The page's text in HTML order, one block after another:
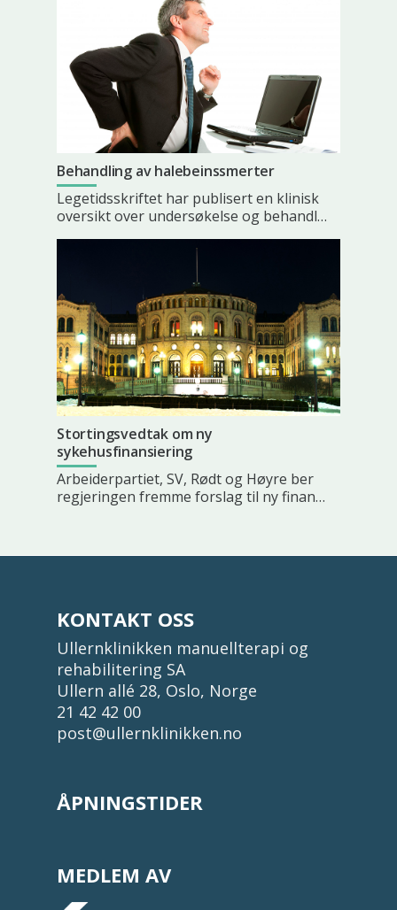
Behandling av halebeinssmerter
Legetidsskriftet har publisert en klinisk
oversikt over undersøkelse og behandl…
Stortingsvedtak om ny
sykehusfinansiering
Arbeiderpartiet, SV, Rødt og Høyre ber
regjeringen fremme forslag til ny finan…
KONTAKT OSS
Ullernklinikken manuellterapi og
rehabilitering SA
Ullern allé 28, Oslo, Norge
21 42 42 00
post@ullernklinikken.no
ÅPNINGSTIDER
MEDLEM AV